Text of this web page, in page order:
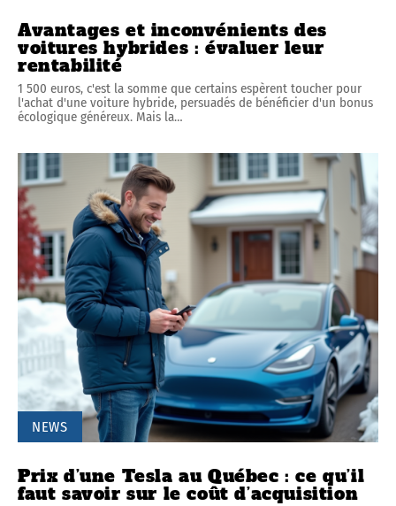
Avantages et inconvénients des
voitures hybrides : évaluer leur
rentabilité
1 500 euros, c'est la somme que certains espèrent toucher pour
l'achat d'une voiture hybride, persuadés de bénéficier d'un bonus
écologique généreux. Mais la…
NEWS
Prix d’une Tesla au Québec : ce qu’il
faut savoir sur le coût d’acquisition